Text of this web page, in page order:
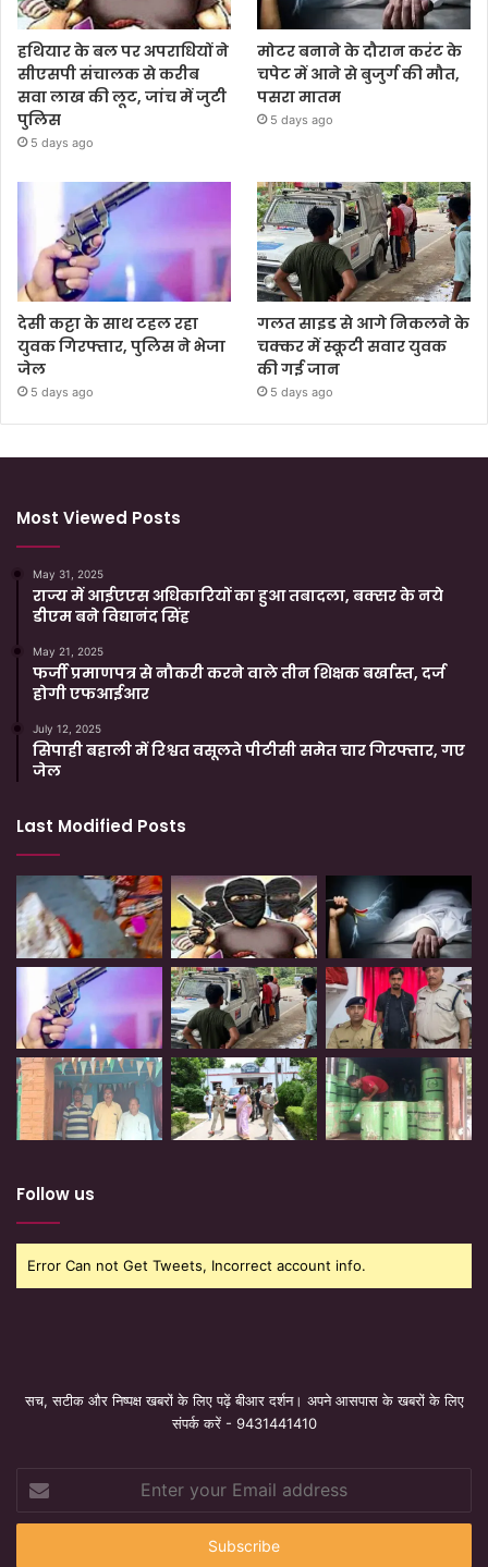
हथियार के बल पर अपराधियों ने
सीएसपी संचालक से करीब
सवा लाख की लूट, जांच में जुटी
पुलिस
5 days ago
मोटर बनाने के दौरान करंट के
चपेट में आने से बुजुर्ग की मौत,
पसरा मातम
5 days ago
देसी कट्टा के साथ टहल रहा
युवक गिरफ्तार, पुलिस ने भेजा
जेल
5 days ago
गलत साइड से आगे निकलने के
चक्कर में स्कूटी सवार युवक
की गई जान
5 days ago
Most Viewed Posts
May 31, 2025
राज्य में आईएएस अधिकारियों का हुआ तबादला, बक्सर के नये
डीएम बने विद्यानंद सिंह
May 21, 2025
फर्जी प्रमाणपत्र से नौकरी करने वाले तीन शिक्षक बर्खास्त, दर्ज
होगी एफआईआर
July 12, 2025
सिपाही बहाली में रिश्वत वसूलते पीटीसी समेत चार गिरफ्तार, गए
जेल
Last Modified Posts
Follow us
Error Can not Get Tweets, Incorrect account info.
सच, सटीक और निष्पक्ष खबरों के लिए पढ़ें बीआर दर्शन। अपने आसपास के खबरों के लिए
संपर्क करें - 9431441410
your
Email